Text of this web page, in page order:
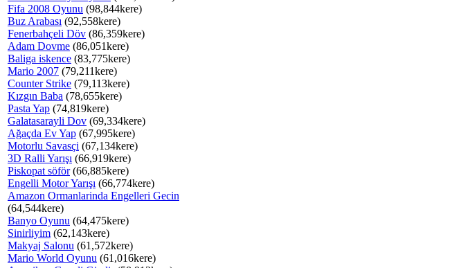
Fifa 2008 Oyunu (98,844kere)
Buz Arabası (92,558kere)
Fenerbahçeli Döv (86,359kere)
Adam Dovme (86,051kere)
Baliga iskence (83,775kere)
Mario 2007 (79,211kere)
Counter Strike (79,113kere)
Kızgın Baba (78,655kere)
Pasta Yap (74,819kere)
Galatasarayli Dov (69,334kere)
Ağaçda Ev Yap (67,995kere)
Motorlu Savasçi (67,134kere)
3D Ralli Yarışı (66,919kere)
Piskopat söför(66,885kere)
Engelli Motor Yarışı (66,774kere)
Amazon Ormanlarinda Engelleri Gecin
(64,544kere)
Banyo Oyunu (64,475kere)
Sinirliyim (62,143kere)
Makyaj Salonu (61,572kere)
Mario World Oyunu (61,016kere)